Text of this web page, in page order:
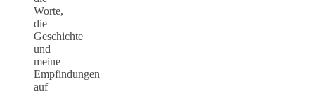
Worte,
die
Geschichte
und
meine
Empfindungen
auf